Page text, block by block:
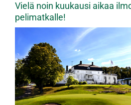
Vielä noin kuukausi aikaa
pelimatkalle!